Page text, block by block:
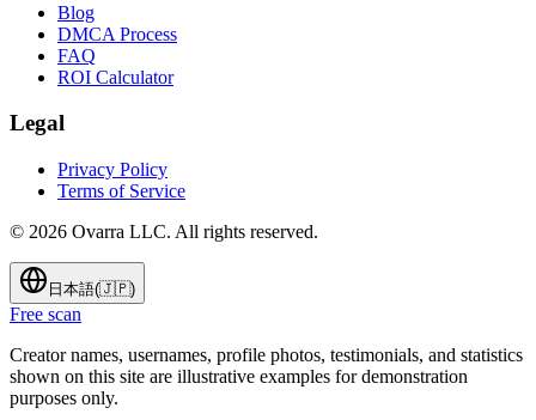
Blog
DMCA Process
FAQ
ROI Calculator
Legal
Privacy Policy
Terms of Service
© 2026 Ovarra LLC. All rights reserved.
日本語(🇯🇵)
Free scan
Creator names, usernames, profile photos, testimonials, and statistics
shown on this site are illustrative examples for demonstration
purposes only.